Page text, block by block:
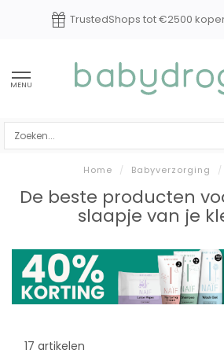
TrustedShops tot €2500
MENU
Home / Babyverzorging /
De beste producten
slaapje van je
17 artikelen